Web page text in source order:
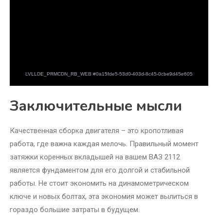
Заключительные мысли
Качественная сборка двигателя – это кропотливая
работа, где важна каждая мелочь. Правильный момент
затяжки коренных вкладышей на вашем ВАЗ 2112
является фундаментом для его долгой и стабильной
работы. Не стоит экономить на динамометрическом
ключе и новых болтах, эта экономия может вылиться в
гораздо большие затраты в будущем.